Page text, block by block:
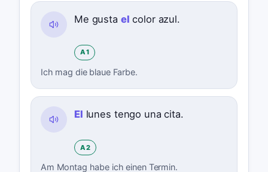
Me gusta el color azul.
A1
Ich mag die blaue Farbe.
El lunes tengo una cita.
A2
Am Montag habe ich einen Termin.